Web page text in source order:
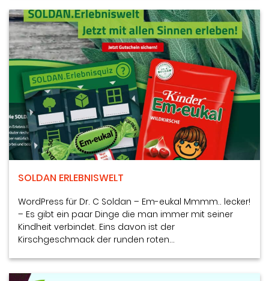
SOLDAN ERLEBNISWELT
WordPress für Dr. C Soldan – Em-eukal Mmmm.. lecker!
– Es gibt ein paar Dinge die man immer mit seiner
Kindheit verbindet. Eins davon ist der
Kirschgeschmack der runden roten…